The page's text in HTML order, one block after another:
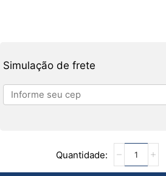
Simulação de frete